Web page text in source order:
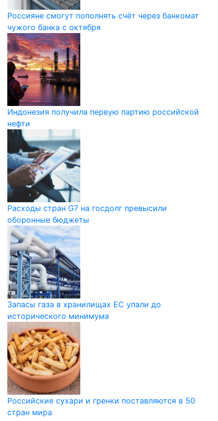
Россияне смогут пополнять счёт через банкомат
чужого банка с октября
Индонезия получила первую партию российской
нефти
Расходы стран G7 на госдолг превысили
оборонные бюджеты
Запасы газа в хранилищах ЕС упали до
исторического минимума
Российские сухари и гренки поставляются в 50
стран мира